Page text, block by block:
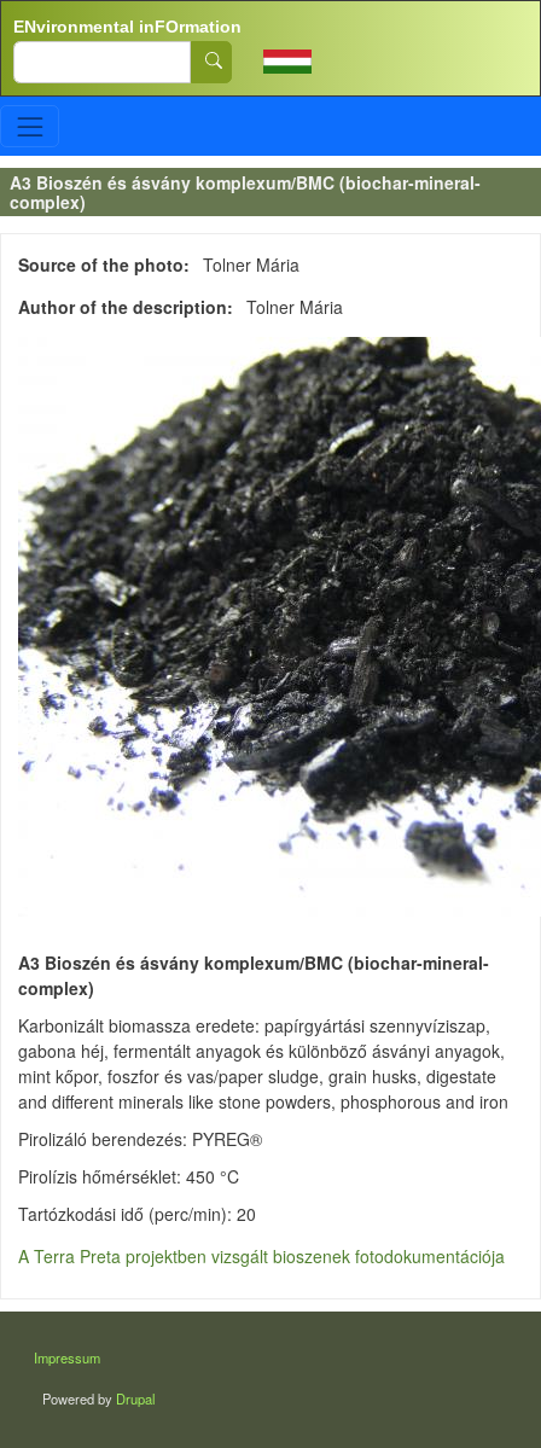
ENvironmental inFOrmation
Search
A3 Bioszén és ásvány komplexum/BMC (biochar-mineral-
complex)
Source of the photo
Tolner Mária
Author of the description
Tolner Mária
A3 Bioszén és ásvány komplexum/BMC (biochar-mineral-
complex)
Karbonizált biomassza eredete: papírgyártási szennyvíziszap,
gabona héj, fermentált anyagok és különböző ásványi anyagok,
mint kőpor, foszfor és vas/paper sludge, grain husks, digestate
and different minerals like stone powders, phosphorous and iron
Pirolizáló berendezés: PYREG®
Pirolízis hőmérséklet: 450 °C
Tartózkodási idő (perc/min): 20
A Terra Preta projektben vizsgált bioszenek fotodokumentációja
LÁBLÉC
Impressum
Powered by Drupal